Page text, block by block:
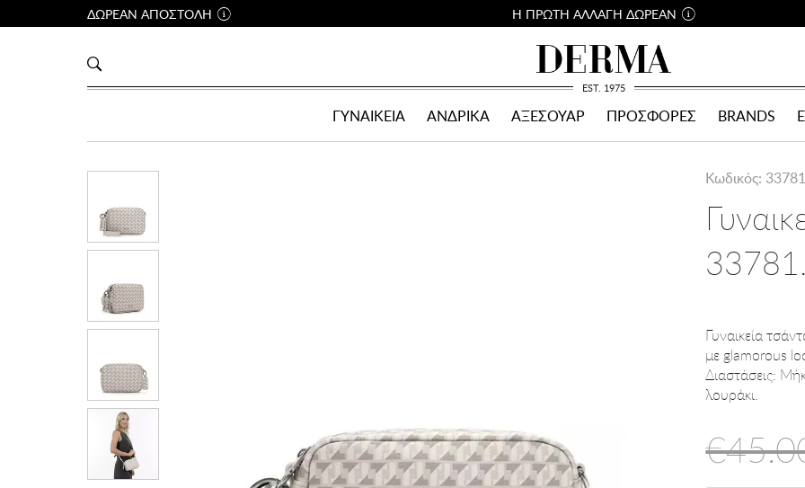
ΔΩΡΕΑΝ ΑΠΟΣΤΟΛΗ Η ΠΡΩΤΗ ΑΛΛΑΓΗ ΔΩΡΕΑΝ
EST. 1975
ΓΥΝΑΙΚΕΙΑ ΑΝΔΡΙΚΑ ΑΞΕΣΟΥΑΡ ΠΡΟΣΦΟΡΕΣ BRANDS
Κωδικός:
Γυναικεία
με glamorous
Διαστάσεις:
λουράκι.